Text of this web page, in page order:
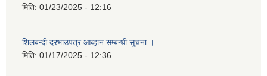
मिति: 01/23/2025 - 12:16
शिलबन्दी दरभाउपत्र आब्हान सम्बन्धी सूचना ।
मिति: 01/17/2025 - 12:36